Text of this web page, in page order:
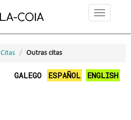
Toggle
Citas Outras citas
GALEGO ESPAÑOL ENGLISH